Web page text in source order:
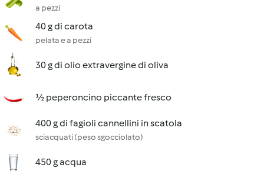
a pezzi
40 g di carota
pelata e a pezzi
30 g di olio extravergine di oliva
½ peperoncino piccante fresco
400 g di fagioli cannellini in scatola
sciacquati (peso sgocciolato)
450 g acqua